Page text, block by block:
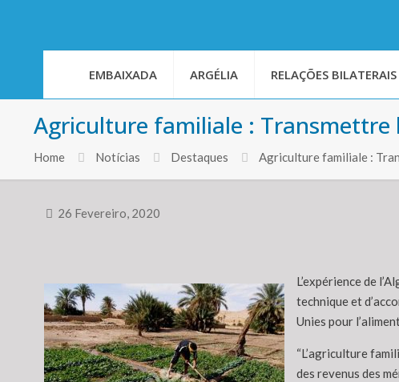
EMBAIXADA ARGÉLIA RELAÇÕES BILATERAIS
Agriculture familiale : Transmettre
Home Notícias Destaques Agriculture familiale :
26 Fevereiro, 2020
L’expérience de
technique et
Unies pour
“L’agriculture
des revenus des